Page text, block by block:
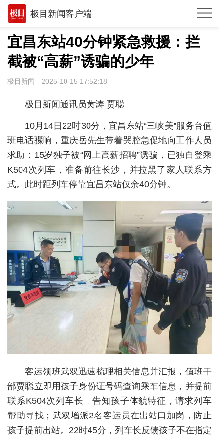
极目新闻客户端
推荐
观点
时政
世相
环球
专题
经济
科教
健康
悠游
相亲
房产
消费
创意
文化
宜昌东站40分钟紧急救援：拦
截被“高薪”诱骗的少年
极目新闻 2025-10-15 17:52:18
极目新闻通讯员黄涛 贾聪
10月14日22时30分，宜昌东站“三峡美”服务台值
班电话骤响，重庆岳先生带着哭腔急促地向工作人员
求助：15岁独子被“网上高薪招聘”诱骗，已独自登乘
K504次列车，准备前往长沙，并拉黑了家人联系方
式。此时距列车停靠宜昌东站仅余40分钟。
客运领班武双迅速梳理相关信息并汇报，值班干
部贾聪立即用孩子身份证号码查询乘车信息，并提前
联系K504次列车长，告知孩子体貌特征，请求列车
帮助寻找；武双增派2名客运员在出站口加岗，防止
孩子提前出站。22时45分，列车长反馈孩子不在指定